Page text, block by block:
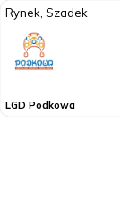
Rynek, Szadek
LGD Podkowa